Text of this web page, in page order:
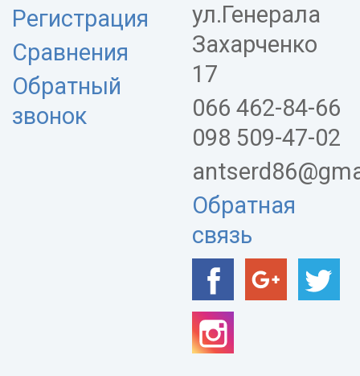
Регистрация
Сравнения
Обратный
звонок
ул.Генерала
Захарченко
17
066 462-84-66
098 509-47-02
Обратная
связь